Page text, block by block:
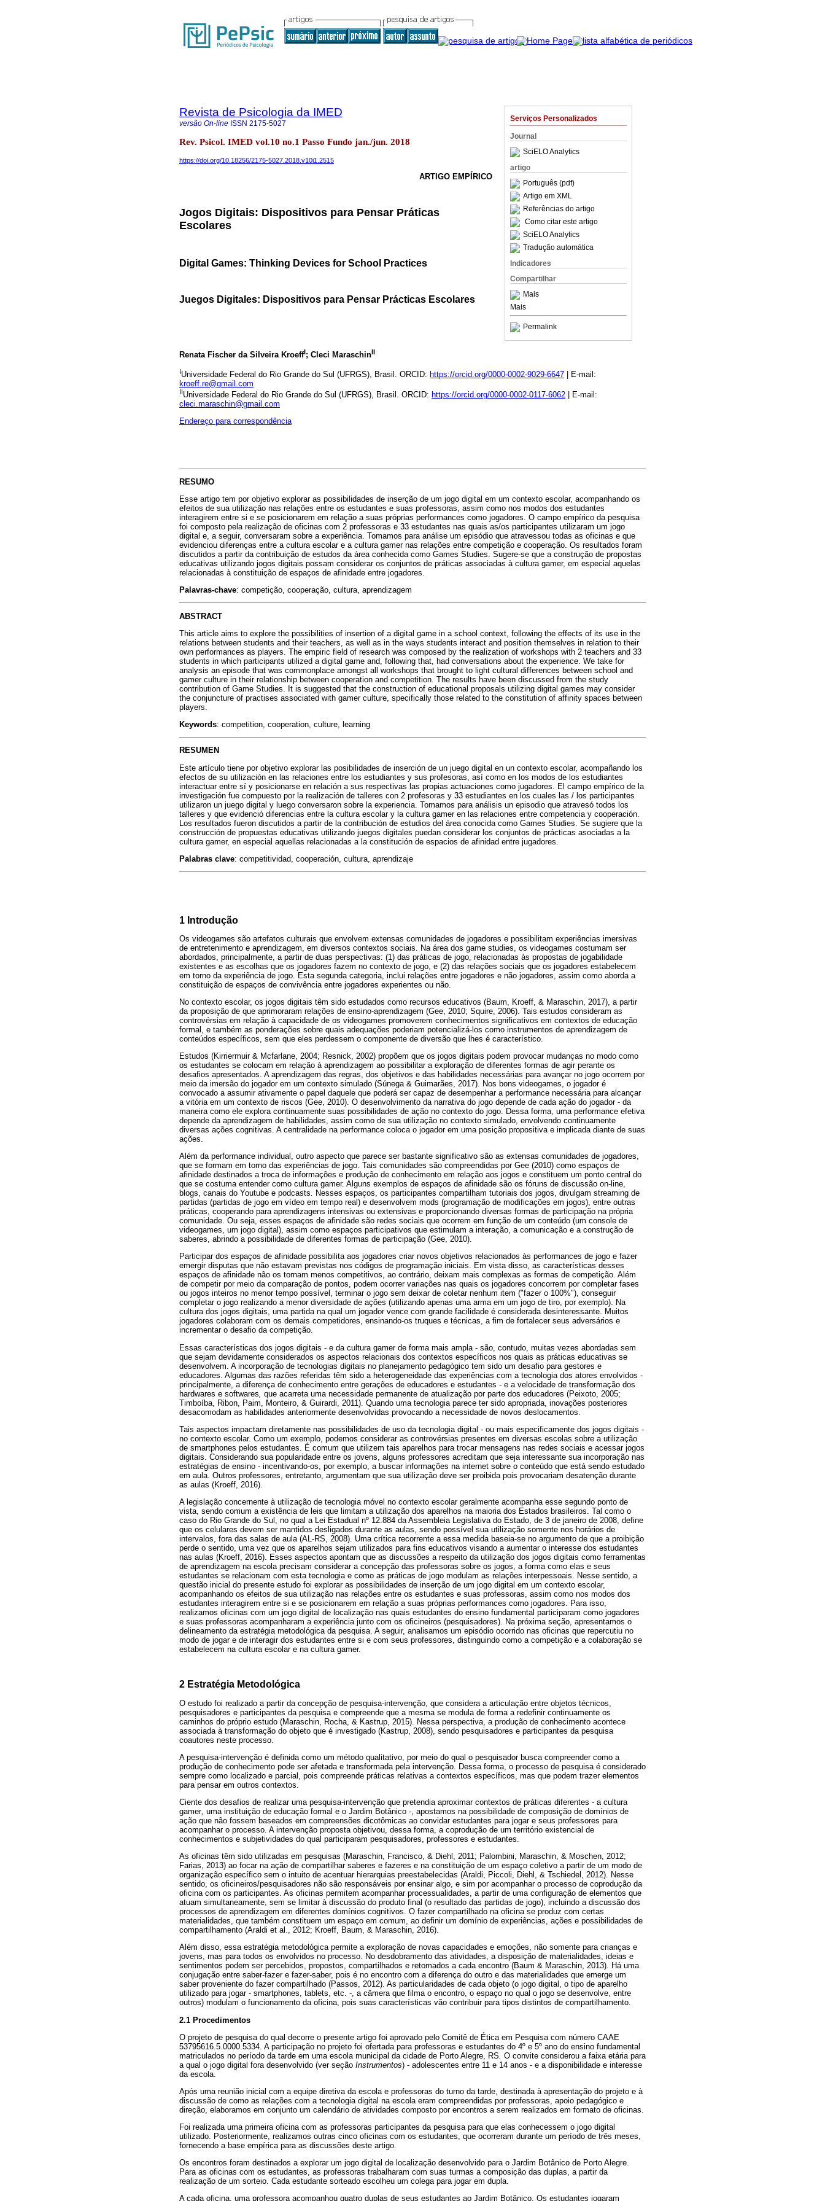
Serviços Personalizados
Journal
SciELO Analytics
artigo
Português (pdf)
Artigo em XML
Referências do artigo
Como citar este artigo
SciELO Analytics
Tradução automática
Indicadores
Compartilhar
Mais
Mais
Permalink
Revista de Psicologia da IMED
versão On-line ISSN 2175-5027
Rev. Psicol. IMED vol.10 no.1 Passo Fundo jan./jun. 2018
https://doi.org/10.18256/2175-5027.2018.v10i1.2515
ARTIGO EMPÍRICO
Jogos Digitais: Dispositivos para Pensar Práticas
Escolares
Digital Games: Thinking Devices for School Practices
Juegos Digitales: Dispositivos para Pensar Prácticas Escolares
Renata Fischer da Silveira KroeffI; Cleci MaraschinII
IUniversidade Federal do Rio Grande do Sul (UFRGS), Brasil. ORCID: https://orcid.org/0000-0002-9029-6647 | E-mail:
kroeff.re@gmail.com
IIUniversidade Federal do Rio Grande do Sul (UFRGS), Brasil. ORCID: https://orcid.org/0000-0002-0117-6062 | E-mail:
cleci.maraschin@gmail.com
Endereço para correspondência
RESUMO
Esse artigo tem por objetivo explorar as possibilidades de inserção de um jogo digital em um contexto escolar, acompanhando os
efeitos de sua utilização nas relações entre os estudantes e suas professoras, assim como nos modos dos estudantes
interagirem entre si e se posicionarem em relação a suas próprias performances como jogadores. O campo empírico da pesquisa
foi composto pela realização de oficinas com 2 professoras e 33 estudantes nas quais as/os participantes utilizaram um jogo
digital e, a seguir, conversaram sobre a experiência. Tomamos para análise um episódio que atravessou todas as oficinas e que
evidenciou diferenças entre a cultura escolar e a cultura gamer nas relações entre competição e cooperação. Os resultados foram
discutidos a partir da contribuição de estudos da área conhecida como Games Studies. Sugere-se que a construção de propostas
educativas utilizando jogos digitais possam considerar os conjuntos de práticas associadas à cultura gamer, em especial aquelas
relacionadas à constituição de espaços de afinidade entre jogadores.
Palavras-chave: competição, cooperação, cultura, aprendizagem
ABSTRACT
This article aims to explore the possibilities of insertion of a digital game in a school context, following the effects of its use in the
relations between students and their teachers, as well as in the ways students interact and position themselves in relation to their
own performances as players. The empiric field of research was composed by the realization of workshops with 2 teachers and 33
students in which participants utilized a digital game and, following that, had conversations about the experience. We take for
analysis an episode that was commonplace amongst all workshops that brought to light cultural differences between school and
gamer culture in their relationship between cooperation and competition. The results have been discussed from the study
contribution of Game Studies. It is suggested that the construction of educational proposals utilizing digital games may consider
the conjuncture of practises associated with gamer culture, specifically those related to the constitution of affinity spaces between
players.
Keywords: competition, cooperation, culture, learning
RESUMEN
Este artículo tiene por objetivo explorar las posibilidades de inserción de un juego digital en un contexto escolar, acompañando los
efectos de su utilización en las relaciones entre los estudiantes y sus profesoras, así como en los modos de los estudiantes
interactuar entre sí y posicionarse en relación a sus respectivas las propias actuaciones como jugadores. El campo empírico de la
investigación fue compuesto por la realización de talleres con 2 profesoras y 33 estudiantes en los cuales las / los participantes
utilizaron un juego digital y luego conversaron sobre la experiencia. Tomamos para análisis un episodio que atravesó todos los
talleres y que evidenció diferencias entre la cultura escolar y la cultura gamer en las relaciones entre competencia y cooperación.
Los resultados fueron discutidos a partir de la contribución de estudios del área conocida como Games Studies. Se sugiere que la
construcción de propuestas educativas utilizando juegos digitales puedan considerar los conjuntos de prácticas asociadas a la
cultura gamer, en especial aquellas relacionadas a la constitución de espacios de afinidad entre jugadores.
Palabras clave: competitividad, cooperación, cultura, aprendizaje
1 Introdução
Os videogames são artefatos culturais que envolvem extensas comunidades de jogadores e possibilitam experiências imersivas
de entretenimento e aprendizagem, em diversos contextos sociais. Na área dos game studies, os videogames costumam ser
abordados, principalmente, a partir de duas perspectivas: (1) das práticas de jogo, relacionadas às propostas de jogabilidade
existentes e as escolhas que os jogadores fazem no contexto de jogo, e (2) das relações sociais que os jogadores estabelecem
em torno da experiência de jogo. Esta segunda categoria, inclui relações entre jogadores e não jogadores, assim como aborda a
constituição de espaços de convivência entre jogadores experientes ou não.
No contexto escolar, os jogos digitais têm sido estudados como recursos educativos (Baum, Kroeff, & Maraschin, 2017), a partir
da proposição de que aprimoraram relações de ensino-aprendizagem (Gee, 2010; Squire, 2006). Tais estudos consideram as
controvérsias em relação à capacidade de os videogames promoverem conhecimentos significativos em contextos de educação
formal, e também as ponderações sobre quais adequações poderiam potencializá-los como instrumentos de aprendizagem de
conteúdos específicos, sem que eles perdessem o componente de diversão que lhes é característico.
Estudos (Kirriermuir & Mcfarlane, 2004; Resnick, 2002) propõem que os jogos digitais podem provocar mudanças no modo como
os estudantes se colocam em relação à aprendizagem ao possibilitar a exploração de diferentes formas de agir perante os
desafios apresentados. A aprendizagem das regras, dos objetivos e das habilidades necessárias para avançar no jogo ocorrem por
meio da imersão do jogador em um contexto simulado (Súnega & Guimarães, 2017). Nos bons videogames, o jogador é
convocado a assumir ativamente o papel daquele que poderá ser capaz de desempenhar a performance necessária para alcançar
a vitória em um contexto de riscos (Gee, 2010). O desenvolvimento da narrativa do jogo depende de cada ação do jogador - da
maneira como ele explora continuamente suas possibilidades de ação no contexto do jogo. Dessa forma, uma performance efetiva
depende da aprendizagem de habilidades, assim como de sua utilização no contexto simulado, envolvendo continuamente
diversas ações cognitivas. A centralidade na performance coloca o jogador em uma posição propositiva e implicada diante de suas
ações.
Além da performance individual, outro aspecto que parece ser bastante significativo são as extensas comunidades de jogadores,
que se formam em torno das experiências de jogo. Tais comunidades são compreendidas por Gee (2010) como espaços de
afinidade destinados a troca de informações e produção de conhecimento em relação aos jogos e constituem um ponto central do
que se costuma entender como cultura gamer. Alguns exemplos de espaços de afinidade são os fóruns de discussão on-line,
blogs, canais do Youtube e podcasts. Nesses espaços, os participantes compartilham tutoriais dos jogos, divulgam streaming de
partidas (partidas de jogo em vídeo em tempo real) e desenvolvem mods (programação de modificações em jogos), entre outras
práticas, cooperando para aprendizagens intensivas ou extensivas e proporcionando diversas formas de participação na própria
comunidade. Ou seja, esses espaços de afinidade são redes sociais que ocorrem em função de um conteúdo (um console de
videogames, um jogo digital), assim como espaços participativos que estimulam a interação, a comunicação e a construção de
saberes, abrindo a possibilidade de diferentes formas de participação (Gee, 2010).
Participar dos espaços de afinidade possibilita aos jogadores criar novos objetivos relacionados às performances de jogo e fazer
emergir disputas que não estavam previstas nos códigos de programação iniciais. Em vista disso, as características desses
espaços de afinidade não os tornam menos competitivos, ao contrário, deixam mais complexas as formas de competição. Além
de competir por meio da comparação de pontos, podem ocorrer variações nas quais os jogadores concorrem por completar fases
ou jogos inteiros no menor tempo possível, terminar o jogo sem deixar de coletar nenhum item ("fazer o 100%"), conseguir
completar o jogo realizando a menor diversidade de ações (utilizando apenas uma arma em um jogo de tiro, por exemplo). Na
cultura dos jogos digitais, uma partida na qual um jogador vence com grande facilidade é considerada desinteressante. Muitos
jogadores colaboram com os demais competidores, ensinando-os truques e técnicas, a fim de fortalecer seus adversários e
incrementar o desafio da competição.
Essas características dos jogos digitais - e da cultura gamer de forma mais ampla - são, contudo, muitas vezes abordadas sem
que sejam devidamente considerados os aspectos relacionais dos contextos específicos nos quais as práticas educativas se
desenvolvem. A incorporação de tecnologias digitais no planejamento pedagógico tem sido um desafio para gestores e
educadores. Algumas das razões referidas têm sido a heterogeneidade das experiências com a tecnologia dos atores envolvidos -
principalmente, a diferença de conhecimento entre gerações de educadores e estudantes - e a velocidade de transformação dos
hardwares e softwares que acarreta uma necessidade permanente de atualização por parte dos educadores (Peixoto, 2005;
Timboíba, Ribon, Paim, Monteiro, & Guirardi, 2011). Quando uma tecnologia parece ter sido apropriada, inovações posteriores
desacomodam as habilidades anteriormente desenvolvidas provocando a necessidade de novos deslocamentos.
Tais aspectos impactam diretamente nas possibilidades de uso da tecnologia digital - ou mais especificamente dos jogos digitais -
no contexto escolar. Como um exemplo, podemos considerar as controvérsias presentes em diversas escolas sobre a utilização
de smartphones pelos estudantes. É comum que utilizem tais aparelhos para trocar mensagens nas redes sociais e acessar jogos
digitais. Considerando sua popularidade entre os jovens, alguns professores acreditam que seja interessante sua incorporação nas
estratégias de ensino - incentivando-os, por exemplo, a buscar informações na internet sobre o conteúdo que está sendo estudado
em aula. Outros professores, entretanto, argumentam que sua utilização deve ser proibida pois provocariam desatenção durante
as aulas (Kroeff, 2016).
A legislação concernente à utilização de tecnologia móvel no contexto escolar geralmente acompanha esse segundo ponto de
vista, sendo comum a existência de leis que limitam a utilização dos aparelhos na maioria dos Estados brasileiros. Tal como o
caso do Rio Grande do Sul, no qual a Lei Estadual nº 12.884 da Assembleia Legislativa do Estado, de 3 de janeiro de 2008, define
que os celulares devem ser mantidos desligados durante as aulas, sendo possível sua utilização somente nos horários de
intervalos, fora das salas de aula (AL-RS, 2008). Uma crítica recorrente a essa medida baseia-se no argumento de que a proibição
perde o sentido, uma vez que os aparelhos sejam utilizados para fins educativos visando a aumentar o interesse dos estudantes
nas aulas (Kroeff, 2016). Esses aspectos apontam que as discussões a respeito da utilização dos jogos digitais como ferramentas
de aprendizagem na escola precisam considerar a concepção das professoras sobre os jogos, a forma como elas e seus
estudantes se relacionam com esta tecnologia e como as práticas de jogo modulam as relações interpessoais. Nesse sentido, a
questão inicial do presente estudo foi explorar as possibilidades de inserção de um jogo digital em um contexto escolar,
acompanhando os efeitos de sua utilização nas relações entre os estudantes e suas professoras, assim como nos modos dos
estudantes interagirem entre si e se posicionarem em relação a suas próprias performances como jogadores. Para isso,
realizamos oficinas com um jogo digital de localização nas quais estudantes do ensino fundamental participaram como jogadores
e suas professoras acompanharam a experiência junto com os oficineiros (pesquisadores). Na próxima seção, apresentamos o
delineamento da estratégia metodológica da pesquisa. A seguir, analisamos um episódio ocorrido nas oficinas que repercutiu no
modo de jogar e de interagir dos estudantes entre si e com seus professores, distinguindo como a competição e a colaboração se
estabelecem na cultura escolar e na cultura gamer.
2 Estratégia Metodológica
O estudo foi realizado a partir da concepção de pesquisa-intervenção, que considera a articulação entre objetos técnicos,
pesquisadores e participantes da pesquisa e compreende que a mesma se modula de forma a redefinir continuamente os
caminhos do próprio estudo (Maraschin, Rocha, & Kastrup, 2015). Nessa perspectiva, a produção de conhecimento acontece
associada à transformação do objeto que é investigado (Kastrup, 2008), sendo pesquisadores e participantes da pesquisa
coautores neste processo.
A pesquisa-intervenção é definida como um método qualitativo, por meio do qual o pesquisador busca compreender como a
produção de conhecimento pode ser afetada e transformada pela intervenção. Dessa forma, o processo de pesquisa é considerado
sempre como localizado e parcial, pois compreende práticas relativas a contextos específicos, mas que podem trazer elementos
para pensar em outros contextos.
Ciente dos desafios de realizar uma pesquisa-intervenção que pretendia aproximar contextos de práticas diferentes - a cultura
gamer, uma instituição de educação formal e o Jardim Botânico -, apostamos na possibilidade de composição de domínios de
ação que não fossem baseados em compreensões dicotômicas ao convidar estudantes para jogar e seus professores para
acompanhar o processo. A intervenção proposta objetivou, dessa forma, a coprodução de um território existencial de
conhecimentos e subjetividades do qual participaram pesquisadores, professores e estudantes.
As oficinas têm sido utilizadas em pesquisas (Maraschin, Francisco, & Diehl, 2011; Palombini, Maraschin, & Moschen, 2012;
Farias, 2013) ao focar na ação de compartilhar saberes e fazeres e na constituição de um espaço coletivo a partir de um modo de
organização específico sem o intuito de acentuar hierarquias preestabelecidas (Araldi, Piccoli, Diehl, & Tschiedel, 2012). Nesse
sentido, os oficineiros/pesquisadores não são responsáveis por ensinar algo, e sim por acompanhar o processo de coprodução da
oficina com os participantes. As oficinas permitem acompanhar processualidades, a partir de uma configuração de elementos que
atuam simultaneamente, sem se limitar à discussão do produto final (o resultado das partidas de jogo), incluindo a discussão dos
processos de aprendizagem em diferentes domínios cognitivos. O fazer compartilhado na oficina se produz com certas
materialidades, que também constituem um espaço em comum, ao definir um domínio de experiências, ações e possibilidades de
compartilhamento (Araldi et al., 2012; Kroeff, Baum, & Maraschin, 2016).
Além disso, essa estratégia metodológica permite a exploração de novas capacidades e emoções, não somente para crianças e
jovens, mas para todos os envolvidos no processo. No desdobramento das atividades, a disposição de materialidades, ideias e
sentimentos podem ser percebidos, propostos, compartilhados e retomados a cada encontro (Baum & Maraschin, 2013). Há uma
conjugação entre saber-fazer e fazer-saber, pois é no encontro com a diferença do outro e das materialidades que emerge um
saber proveniente do fazer compartilhado (Passos, 2012). As particularidades de cada objeto (o jogo digital, o tipo de aparelho
utilizado para jogar - smartphones, tablets, etc. -, a câmera que filma o encontro, o espaço no qual o jogo se desenvolve, entre
outros) modulam o funcionamento da oficina, pois suas características vão contribuir para tipos distintos de compartilhamento.
2.1 Procedimentos
O projeto de pesquisa do qual decorre o presente artigo foi aprovado pelo Comitê de Ética em Pesquisa com número CAAE
53795616.5.0000.5334. A participação no projeto foi ofertada para professoras e estudantes do 4º e 5º ano do ensino fundamental
matriculados no período da tarde em uma escola municipal da cidade de Porto Alegre, RS O convite considerou a faixa etária para
a qual o jogo digital fora desenvolvido (ver seção Instrumentos) - adolescentes entre 11 e 14 anos - e a disponibilidade e interesse
da escola.
Após uma reunião inicial com a equipe diretiva da escola e professoras do turno da tarde, destinada à apresentação do projeto e à
discussão de como as relações com a tecnologia digital na escola eram compreendidas por professoras, apoio pedagógico e
direção, elaboramos em conjunto um calendário de atividades composto por encontros a serem realizados em formato de oficinas.
Foi realizada uma primeira oficina com as professoras participantes da pesquisa para que elas conhecessem o jogo digital
utilizado. Posteriormente, realizamos outras cinco oficinas com os estudantes, que ocorreram durante um período de três meses,
fornecendo a base empírica para as discussões deste artigo.
Os encontros foram destinados a explorar um jogo digital de localização desenvolvido para o Jardim Botânico de Porto Alegre.
Para as oficinas com os estudantes, as professoras trabalharam com suas turmas a composição das duplas, a partir da
realização de um sorteio. Cada estudante sorteado escolheu um colega para jogar em dupla.
A cada oficina, uma professora acompanhou quatro duplas de seus estudantes ao Jardim Botânico. Os estudantes jogaram